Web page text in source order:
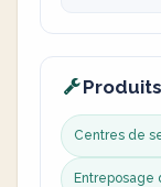
Centres de
Entreposage